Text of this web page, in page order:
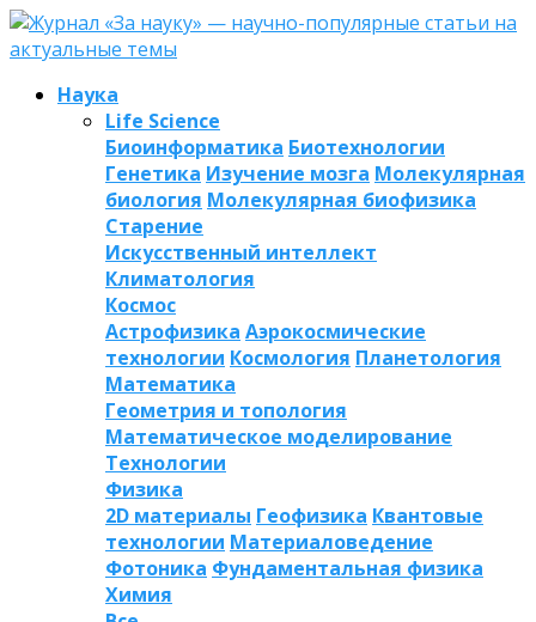
Наука
Life Science
Биоинформатика Биотехнологии
Генетика Изучение мозга Молекулярная
биология Молекулярная биофизика
Старение
Искусственный интеллект
Климатология
Космос
Астрофизика Аэрокосмические
технологии Космология Планетология
Математика
Геометрия и топология
Математическое моделирование
Технологии
Физика
2D материалы Геофизика Квантовые
технологии Материаловедение
Фотоника Фундаментальная физика
Химия